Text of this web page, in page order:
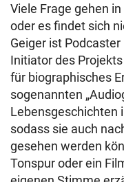
Viele Frage gehen
oder es findet sich
Geiger ist Podcaster
Initiator des
für biographisches
sogenannten
Lebensgeschichten
sodass sie auch
gesehen werden
Tonspur oder ein